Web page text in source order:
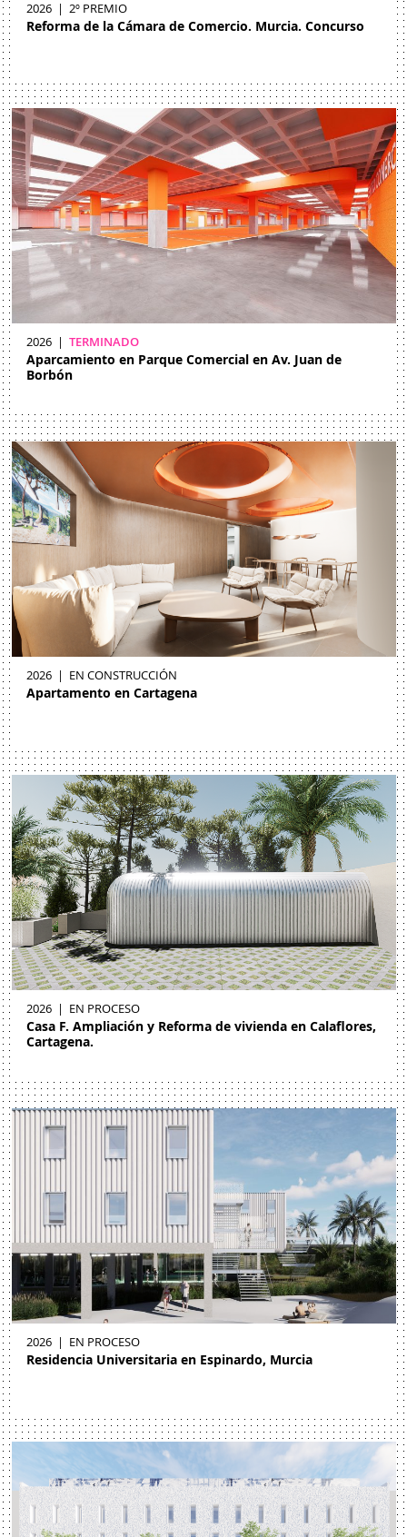
2026 2º PREMIO
Reforma de la Cámara de Comercio. Murcia. Concurso
2026 TERMINADO
Aparcamiento en Parque Comercial en Av. Juan de
Borbón
2026 EN CONSTRUCCIÓN
Apartamento en Cartagena
2026 EN PROCESO
Casa F. Ampliación y Reforma de vivienda en Calaflores,
Cartagena.
2026 EN PROCESO
Residencia Universitaria en Espinardo, Murcia